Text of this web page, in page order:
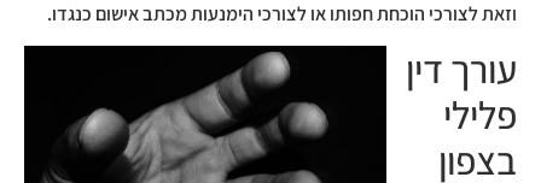
וזאת לצורכי הוכחת חפותו או לצורכי הימנעות מכתב אישום כנגדו.
עורך דין
פלילי
בצפון